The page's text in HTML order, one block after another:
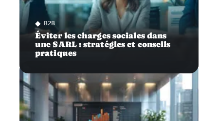
B2B
Éviter les charges sociales dans
une SARL : stratégies et conseils
pratiques